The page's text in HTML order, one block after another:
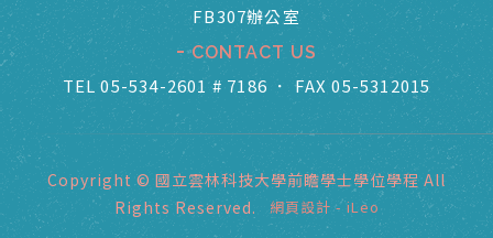
FB307辦公室
CONTACT US
TEL 05-534-2601 # 7186 ． FAX 05-5312015
Copyright © 國立雲林科技大學前瞻學士學位學程 All
Rights Reserved.
網頁設計 -iLeo